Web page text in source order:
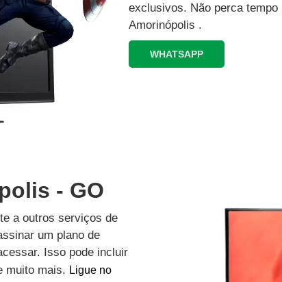
exclusivos.‍ Não perca
Amorinópolis .
WHATSAPP
- GO
a outros serviços de
um plano de
Isso pode incluir
muito mais. Ligue no